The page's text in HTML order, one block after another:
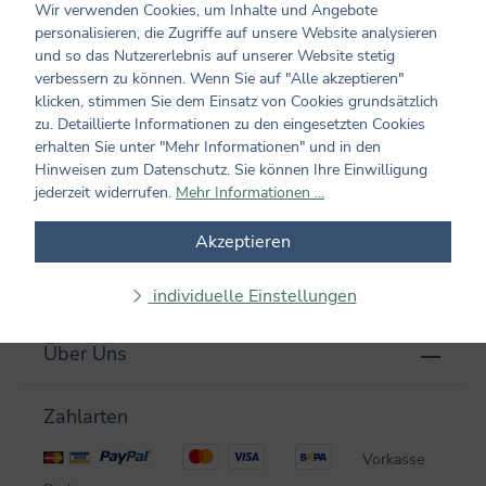
Ihr Merkzettel ist leer
Behalten Sie interessante Produkte im Auge, indem Sie sie zu
Ihrem Merkzettel hinzufügen.
Newsletter
Hilfe & Service
Über Uns
Zahlarten
Vorkasse
Wir verwenden Cookies, um Inhalte und Angebote
personalisieren, die Zugriffe auf unsere Website analysieren
und so das Nutzererlebnis auf unserer Website stetig
verbessern zu können. Wenn Sie auf "Alle akzeptieren"
klicken, stimmen Sie dem Einsatz von Cookies grundsätzlich
zu. Detaillierte Informationen zu den eingesetzten Cookies
erhalten Sie unter "Mehr Informationen" und in den
Hinweisen zum Datenschutz. Sie können Ihre Einwilligung
jederzeit widerrufen. Mehr Informationen ...
Akzeptieren
individuelle Einstellungen